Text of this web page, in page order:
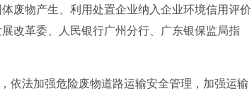
废物产生、利用处置企业纳入企业环境信用评价
改革委、人民银行广州分行、广东银保监局指
法加强危险废物道路运输安全管理，加强运输